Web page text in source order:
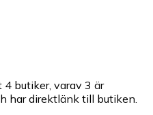
butiker, varav 3 är
har direktlänk till butiken.